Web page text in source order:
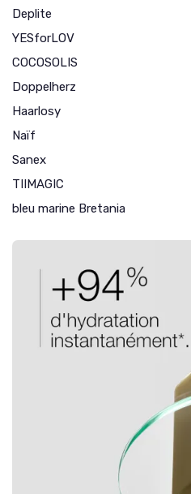
Deplite
YESforLOV
COCOSOLIS
Doppelherz
Haarlosy
Naïf
Sanex
TIIMAGIC
bleu marine Bretania